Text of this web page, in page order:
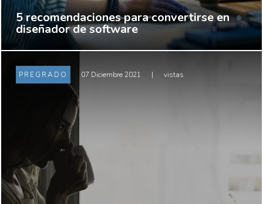
5 recomendaciones para convertirse en
diseñador de software
PREGRADO 07 Diciembre 2021 | vistas